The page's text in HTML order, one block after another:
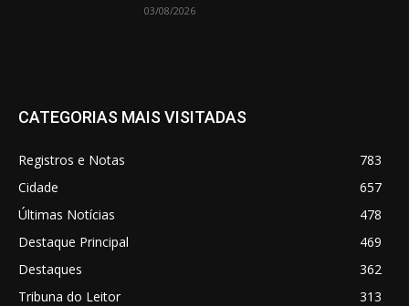
03/08/2026
CATEGORIAS MAIS VISITADAS
Registros e Notas
783
Cidade
657
Últimas Notícias
478
Destaque Principal
469
Destaques
362
Tribuna do Leitor
313